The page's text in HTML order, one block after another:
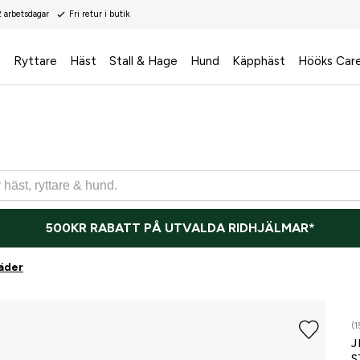
Fri retur i butik
Ryttare Häst Stall & Hage Hund Käpphäst Hööks
500KR RABATT PÅ UTVALDA RIDHJÄLMAR*